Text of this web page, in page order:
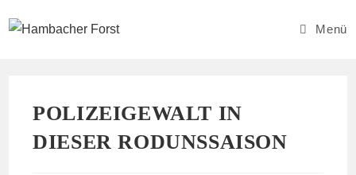
Inhalt
Menü
POLIZEIGEWALT IN
DIESER RODUNSSAISON